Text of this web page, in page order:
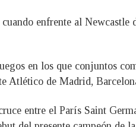
enfrente al Newcastle
en los que conjuntos
Atlético de Madrid,
entre el París Saint